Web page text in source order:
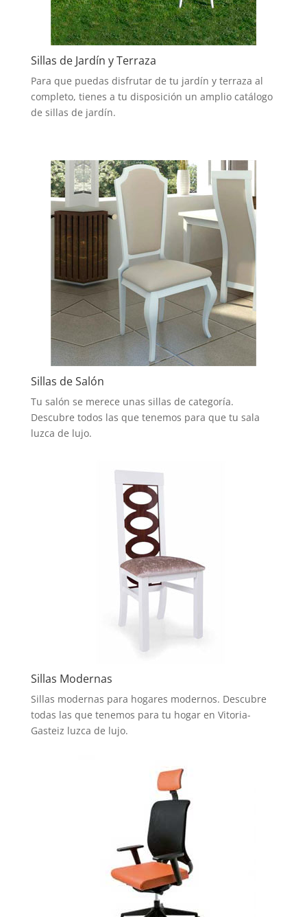
Sillas de Jardín y Terraza
Para que puedas disfrutar de tu jardín y terraza al
completo, tienes a tu disposición un amplio catálogo
de sillas de jardín.
Sillas de Salón
Tu salón se merece unas sillas de categoría.
Descubre todos las que tenemos para que tu sala
luzca de lujo.
Sillas Modernas
Sillas modernas para hogares modernos. Descubre
todas las que tenemos para tu hogar en Vitoria-
Gasteiz luzca de lujo.